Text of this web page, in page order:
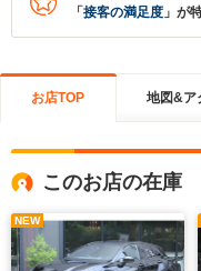
「 接客の満足度 」が
お店TOP 地図&ア
このお店の在庫
NEW